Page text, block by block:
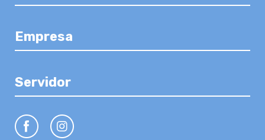
Empresa
Servidor